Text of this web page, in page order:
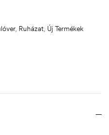
, Ruházat, Új Termékek